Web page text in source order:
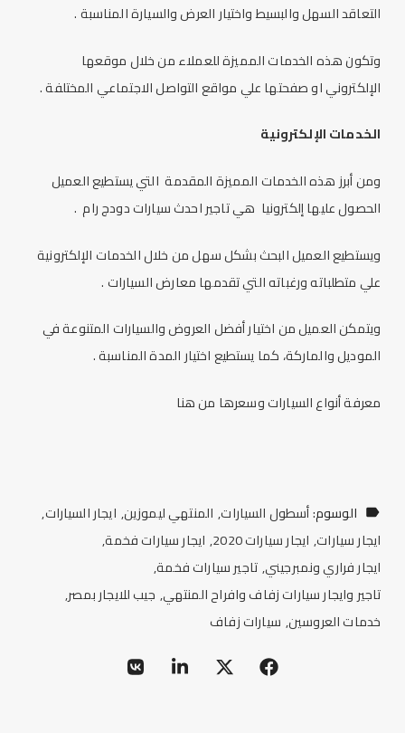
التعاقد السهل والبسيط واختيار العرض والسيارة المناسبة .
وتكون هذه الخدمات المميزة للعملاء من خلال موقعها
الإلكتروني او صفحتها علي مواقع التواصل الاجتماعي المختلفة .
الخدمات الإلكترونية
ومن أبرز هذه الخدمات المميزة المقدمة التي يستطيع العميل
الحصول عليها إلكترونيا هي تاجير احدث سيارات دودج رام .
ويستطيع العميل البحث بشكل سهل من خلال الخدمات الإلكترونية
علي متطلباته ورغباته التي تقدمها معارض السيارات .
ويتمكن العميل من اختيار أفضل العروض والسيارات المتنوعة في
الموديل والماركة، كما يستطيع اختيار المدة المناسبة .
معرفة أنواع السيارات وسعرها منهنا
الوسوم:أسطول السيارات المنتهي ليموزين ايجار السيارات
ايجار سيارات ايجار سيارات 2020
ايجار سيارات فخمة
ايجار فراري ونمبرجيني تاجير سيارات فخمة
تاجير وايجار سيارات زفاف وافراح المنتهي جيب للايجار بمصر
خدمات العروسين سيارات زفاف